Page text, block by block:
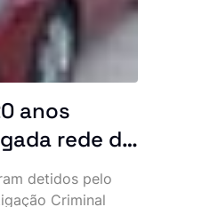
eréctil. A
que os
de ingerir
a sua
anos
rede de
diz SIC
detidos pelo
Criminal